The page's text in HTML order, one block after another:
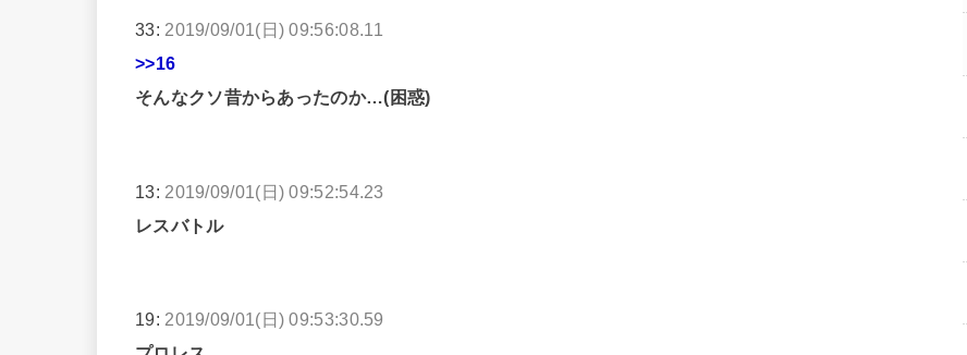
33: 2019/09/01(日) 09:56:08.11
>>16
そんなクソ昔からあったのか…(困惑)
13: 2019/09/01(日) 09:52:54.23
レスバトル
19: 2019/09/01(日) 09:53:30.59